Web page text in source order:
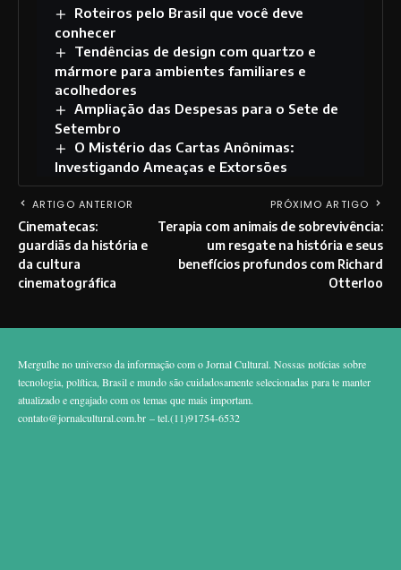
Roteiros pelo Brasil que você deve
conhecer
Tendências de design com quartzo e
mármore para ambientes familiares e
acolhedores
Ampliação das Despesas para o Sete de
Setembro
O Mistério das Cartas Anônimas:
Investigando Ameaças e Extorsões
ARTIGO ANTERIOR
Cinematecas:
guardiãs da história e
da cultura
cinematográfica
PRÓXIMO ARTIGO
Terapia com animais de sobrevivência:
um resgate na história e seus
benefícios profundos com Richard
Otterloo
Mergulhe no universo da informação com o Jornal Cultural. Nossas notícias sobre
tecnologia, política, Brasil e mundo são cuidadosamente selecionadas para te manter
atualizado e engajado com os temas que mais importam.
contato@jornalcultural.com.br – tel.(11)91754-6532